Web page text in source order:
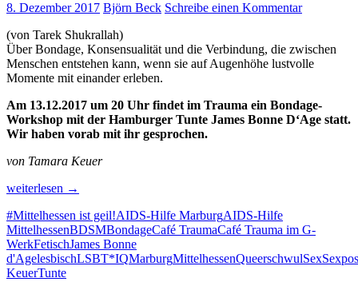
8. Dezember 2017 Björn Beck Schreibe einen Kommentar
(von Tarek Shukrallah)
Über Bondage, Konsensualität und die Verbindung, die zwischen
Menschen entstehen kann, wenn sie auf Augenhöhe lustvolle
Momente mit einander erleben.
Am 13.12.2017 um 20 Uhr findet im Trauma ein Bondage-
Workshop mit der Hamburger Tunte James Bonne D‘Age statt.
Wir haben vorab mit ihr gesprochen.
von Tamara Keuer
„In
Realität
ist
es
doch
bitteschön
weiterlesen →
#Mittelhessen ist geil!AIDS-Hilfe MarburgAIDS-Hilfe
MittelhessenBDSMBondageCafé TraumaCafé Trauma im G-
WerkFetischJames Bonne
d'AgelesbischLSBT*IQMarburgMittelhessenQueerschwulSex
KeuerTunte